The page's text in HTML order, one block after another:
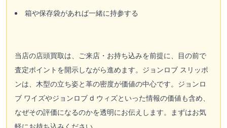
箱や保存袋があれば一緒に持参する
当店の店頭買取は、ご来店・お持ち込みを前提に、目の前で
査定ポイントを開示しながら進めます。ジョンロブ スリッポ
ンは、木型の立ち姿と革の密度が価値の中心です。ジョンロ
ブ ワイズやジョンロブ d ウィズといった情報の価値も含め、
なぜその評価になるのかを透明にお伝えします。まずはお気
軽にお持ち込みください。